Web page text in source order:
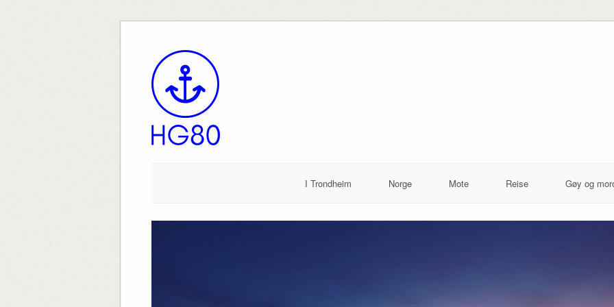
I Trondheim Norge Mote Reise Gøy og